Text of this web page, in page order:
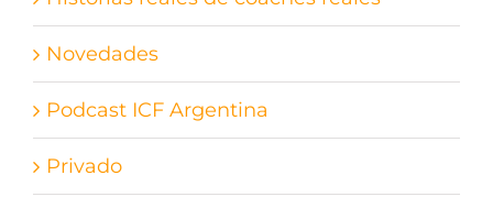
Novedades
Podcast ICF Argentina
Privado